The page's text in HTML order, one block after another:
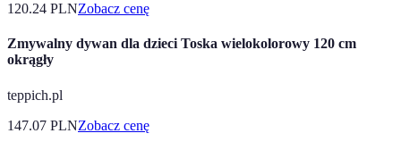
120.24 PLNZobacz cenę
Zmywalny dywan dla dzieci Toska wielokolorowy 120 cm
okrągły
teppich.pl
147.07 PLNZobacz cenę